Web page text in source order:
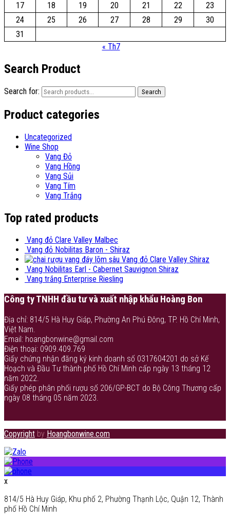
17
18 19 20 21 22
23
24
25 26 27 28 29
30
31
« Th7
Search Product
Search for: Search
Product categories
Uncategorized
Wine Shop
Vang Đỏ
Vang Hồng
Vang Sủi
Vang Tím
Vang Trắng
Top rated products
Vang đỏ Clare Valley Malbec
Vang đỏ Nobilitas Baron - Shiraz
Vang đỏ Clare Valley Shiraz
Vang Nobilitas Earl - Cabernet Sauvignon Shiraz
Vang trắng Enterprise Riesling
Công ty TNHH đầu tư và xuất nhập khẩu Hoàng Bon
Địa chỉ: 814/5 Hà Huy Giáp, Phường An Phú Đông, TP. Hồ Chí Minh,
Việt Nam.
Email: hoangbonwine@gmail.com
Điện thoại: 0909.409.769
Giấy chứng nhận đăng ký kinh doanh số 0317604201 do sở Kế
Hoạch và Đầu Tư thành phố Hồ Chí Minh cấp ngày 13 tháng 12
năm 2022.
Giấy phép phân phối rượu số 206/GP-BCT do Bộ Công Thương cấp
ngày 08 tháng 05 năm 2023.
Copyright by Hoangbonwine.com
x
814/5 Hà Huy Giáp, Khu phố 2, Phường Thạnh Lộc, Quận 12, Thành
phố Hồ Chí Minh